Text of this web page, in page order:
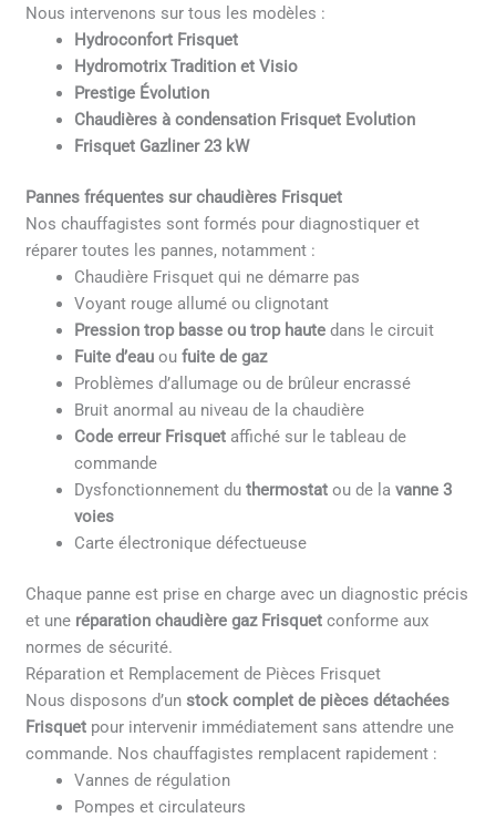
Nous intervenons sur tous les modèles :
Hydroconfort Frisquet
Hydromotrix Tradition et Visio
Prestige Évolution
Chaudières à condensation Frisquet Evolution
Frisquet Gazliner 23 kW
Pannes fréquentes sur chaudières Frisquet
Nos chauffagistes sont formés pour diagnostiquer et
réparer toutes les pannes, notamment :
Chaudière Frisquet qui ne démarre pas
Voyant rouge allumé ou clignotant
Pression trop basse ou trop haute dans le circuit
Fuite d’eau oufuite de gaz
Problèmes d’allumage ou de brûleur encrassé
Bruit anormal au niveau de la chaudière
Code erreur Frisquet affiché sur le tableau de
commande
Dysfonctionnement duthermostat ou de lavanne 3
voies
Carte électronique défectueuse
Chaque panne est prise en charge avec un diagnostic précis
et une réparation chaudière gaz Frisquet conforme aux
normes de sécurité.
Réparation et Remplacement de Pièces Frisquet
Nous disposons d’unstock complet de pièces détachées
Frisquet pour intervenir immédiatement sans attendre une
commande. Nos chauffagistes remplacent rapidement :
Vannes de régulation
Pompes et circulateurs